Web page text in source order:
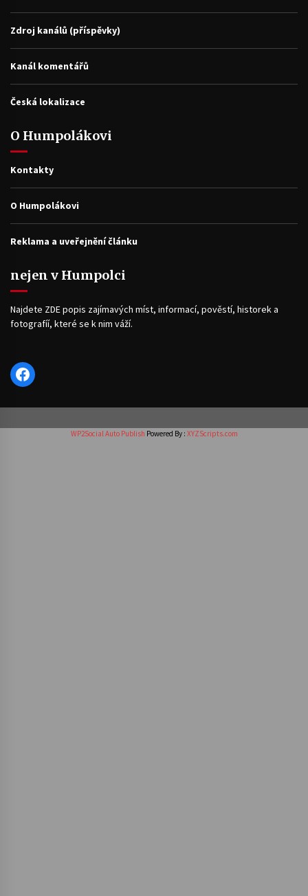
Zdroj kanálů (příspěvky)
Kanál komentářů
Česká lokalizace
O Humpolákovi
Kontakty
O Humpolákovi
Reklama a uveřejnění článku
nejen v Humpolci
Najdete ZDE popis zajímavých míst, informací, pověstí, historek a
fotografíí, které se k nim váží.
Facebook
WP2Social Auto Publish Powered By : XYZScripts.com